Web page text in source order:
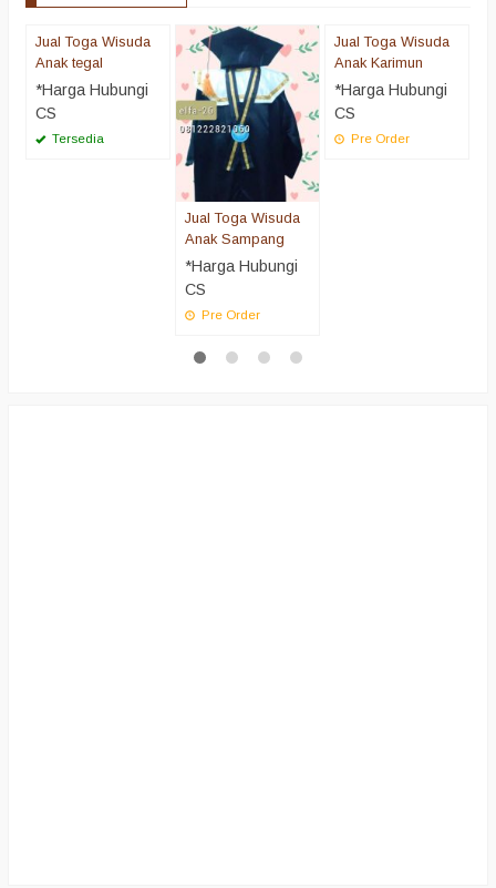
Jual Toga Wisuda
Anak tegal
*Harga Hubungi
CS
Tersedia
Jual Toga Wisuda
Anak Sampang
*Harga Hubungi
CS
Pre Order
Jual Toga Wisuda
Anak Karimun
*Harga Hubungi
CS
Pre Order